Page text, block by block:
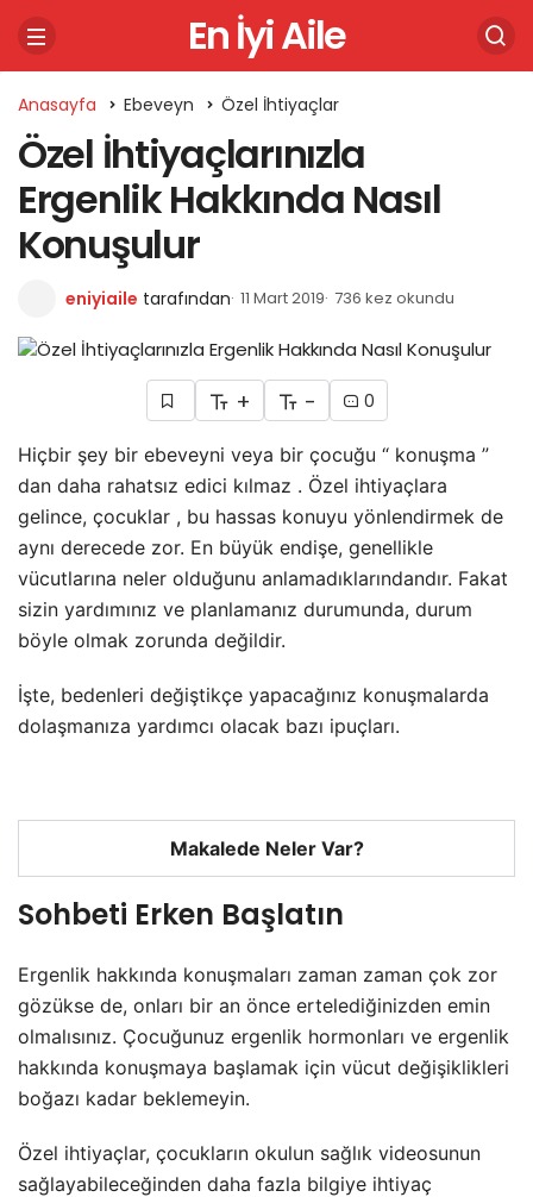
En İyi Aile
Anasayfa Ebeveyn Özel İhtiyaçlar
Özel İhtiyaçlarınızla
Ergenlik Hakkında Nasıl
Konuşulur
eniyiaile tarafından 11 Mart 2019 736 kez okundu
+ - 0
Hiçbir şey bir ebeveyni veya bir çocuğu “ konuşma ”
dan daha rahatsız edici kılmaz . Özel ihtiyaçlara
gelince, çocuklar , bu hassas konuyu yönlendirmek de
aynı derecede zor. En büyük endişe, genellikle
vücutlarına neler olduğunu anlamadıklarındandır. Fakat
sizin yardımınız ve planlamanız durumunda, durum
böyle olmak zorunda değildir.
İşte, bedenleri değiştikçe yapacağınız konuşmalarda
dolaşmanıza yardımcı olacak bazı ipuçları.
Makalede Neler Var?
Sohbeti Erken Başlatın
Ergenlik hakkında konuşmaları zaman zaman çok zor
gözükse de, onları bir an önce ertelediğinizden emin
olmalısınız. Çocuğunuz ergenlik hormonları ve ergenlik
hakkında konuşmaya başlamak için vücut değişiklikleri
boğazı kadar beklemeyin.
Özel ihtiyaçlar, çocukların okulun sağlık videosunun
sağlayabileceğinden daha fazla bilgiye ihtiyaç